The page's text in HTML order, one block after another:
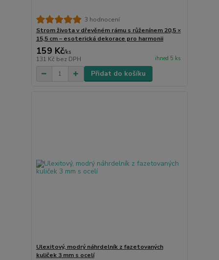
3 hodnocení
Strom života v dřevěném rámu s růženínem 20,5 ×
15,5 cm – esoterická dekorace pro harmonii
159 Kč/ks
131 Kč bez DPH ihned 5 ks
Přidat do košíku
Ulexitový, modrý náhrdelník z fazetovaných
kuliček 3 mm s ocelí